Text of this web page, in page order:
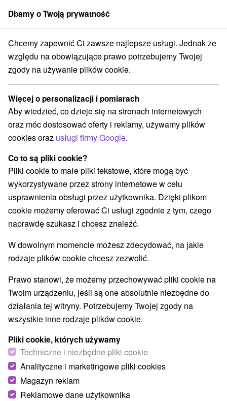
członek grupySorger
Banskobystrický kraj Dolný Harmanec Jaskinia Harmanecka
Jaskinia Harmanecka
Wyświetl stronę internetową Przejdź do
+421 48 419 81 22 harmanj@ssj.sk
Facebook
Opinii Google
Harmanecká jaskyňa
976 03 Dolný Harmanec
GPS:
N +48° 48' 49.82''
E +19° 2' 24.05''
Dbamy o Twoją prywatność
Chcemy zapewnić Ci zawsze najlepsze usługi. Jednak ze
względu na obowiązujące prawo potrzebujemy Twojej
zgody na używanie plików cookie.
Więcej o personalizacji i pomiarach
Aby wiedzieć, co dzieje się na stronach internetowych
oraz móc dostosować oferty i reklamy, używamy plików
cookies oraz usługi firmy Google.
Co to są pliki cookie?
Pliki cookie to małe pliki tekstowe, które mogą być
wykorzystywane przez strony internetowe w celu
usprawnienia obsługi przez użytkownika. Dzięki plikom
cookie możemy oferować Ci usługi zgodnie z tym, czego
naprawdę szukasz i chcesz znaleźć.
W dowolnym momencie możesz zdecydować, na jakie
rodzaje plików cookie chcesz zezwolić.
Prawo stanowi, że możemy przechowywać pliki cookie na
Twoim urządzeniu, jeśli są one absolutnie niezbędne do
działania tej witryny. Potrzebujemy Twojej zgody na
wszystkie inne rodzaje plików cookie.
Pliki cookie, których używamy
Techniczne i niezbędne pliki cookie
Analityczne i marketingowe pliki cookies
Magazyn reklam
Reklamowe dane użytkownika